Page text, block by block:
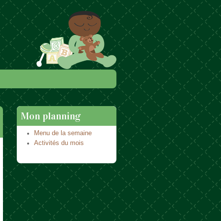
Mon planning
Menu de la semaine
Activités du mois